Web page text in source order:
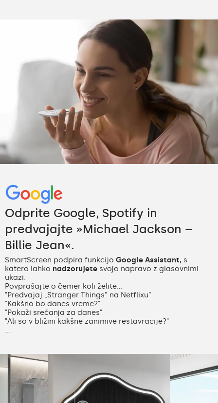
Odprite Google, Spotify in
predvajajte »Michael Jackson –
Billie Jean«.
SmartScreen podpira funkcijo Google Assistant, s
katero lahko nadzorujete svojo napravo z glasovnimi
ukazi.
Povprašajte o čemer koli želite...
"Predvajaj „Stranger Things” na Netflixu”
"Kakšno bo danes vreme?"
"Pokaži srečanja za danes"
"Ali so v bližini kakšne zanimive restavracije?"